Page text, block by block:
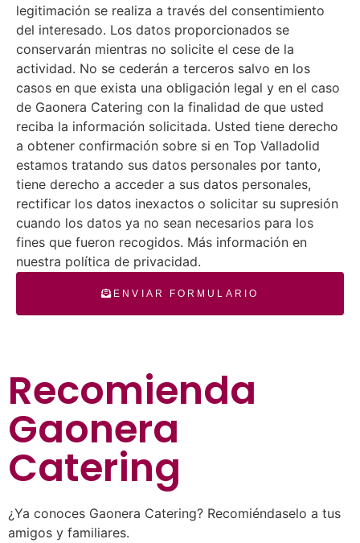
legitimación se realiza a través del consentimiento
del interesado. Los datos proporcionados se
conservarán mientras no solicite el cese de la
actividad. No se cederán a terceros salvo en los
casos en que exista una obligación legal y en el caso
de Gaonera Catering con la finalidad de que usted
reciba la información solicitada. Usted tiene derecho
a obtener confirmación sobre si en Top Valladolid
estamos tratando sus datos personales por tanto,
tiene derecho a acceder a sus datos personales,
rectificar los datos inexactos o solicitar su supresión
cuando los datos ya no sean necesarios para los
fines que fueron recogidos. Más información en
nuestra política de privacidad.
ENVIAR FORMULARIO
Recomienda
Gaonera
Catering
¿Ya conoces Gaonera Catering? Recomiéndaselo a tus
amigos y familiares.